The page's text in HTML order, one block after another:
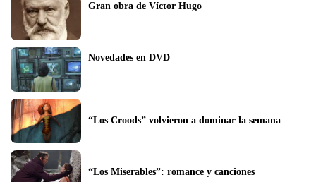
Gran obra de Víctor Hugo
Novedades en DVD
“Los Croods” volvieron a dominar la semana
“Los Miserables”: romance y canciones